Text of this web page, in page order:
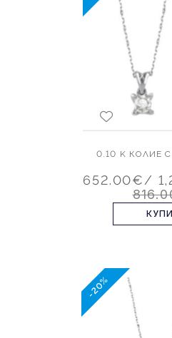
0.10 K КОЛИЕ
652.00€/
КУПИ
-20%